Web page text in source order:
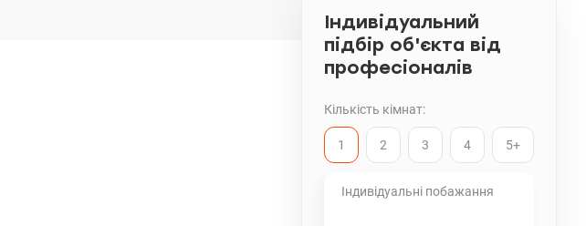
Індивідуальний
підбір об'єкта від
професіоналів
Кількість кімнат:
1 2 3 4 5+